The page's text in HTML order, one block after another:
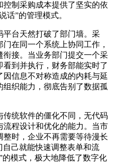
制采购成本提供了坚实的依
话”的管理模式。
平台天然打破了部门墙。采
在同一个系统上协同工作，
衔接。当业务部门提交一个采
到并执行，财务部能实时了
信息不对称造成的内耗与延
织能力，彻底告别了数据孤
传统软件的僵化不同，无代码
流程设计和优化的能力。当市
时，企业不再需要等待漫长
己就能快速调整表单和流
的模式，极大地降低了数字化